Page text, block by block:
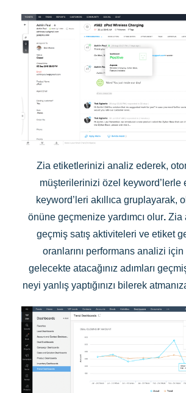
Zia etiketlerinizi analiz ederek,
müşterilerinizi özel keyword’lerle
keyword’leri akıllıca gruplayarak,
önüne geçmenize yardımcı olur. Zia
geçmiş satış aktiviteleri ve etiket
oranlarını performans analizi için
gelecekte atacağınız adımları
neyi yanlış yaptığınızı bilerek